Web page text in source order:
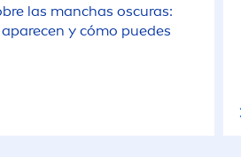
las manchas oscuras:
y cómo puedes